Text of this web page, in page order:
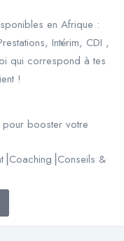
en Afrique :
Intérim, CDI ,
qui correspond à tes
!
booster votre
&